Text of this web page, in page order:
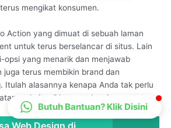
mengikat konsumen.
Action yang dimuat di sebuah laman
untuk terus berselancar di situs. Lain
yang menarik dan menjawab
juga terus membikin brand dan
Itulah alasannya kenapa Anda tak perlu
website di layanan kami.
Butuh Bantuan? Klik Disini